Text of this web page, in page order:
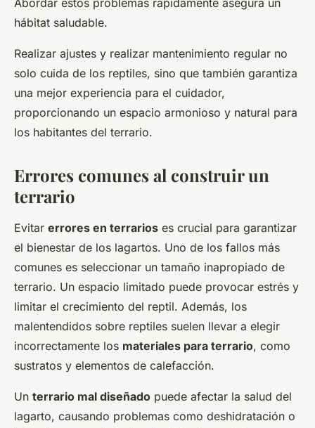
Abordar estos problemas rápidamente asegura un
hábitat saludable.
Realizar ajustes y realizar mantenimiento regular no
solo cuida de los reptiles, sino que también garantiza
una mejor experiencia para el cuidador,
proporcionando un espacio armonioso y natural para
los habitantes del terrario.
Errores comunes al construir un
terrario
Evitar errores en terrarios es crucial para garantizar
el bienestar de los lagartos. Uno de los fallos más
comunes es seleccionar un tamaño inapropiado de
terrario. Un espacio limitado puede provocar estrés y
limitar el crecimiento del reptil. Además, los
malentendidos sobre reptiles suelen llevar a elegir
incorrectamente los materiales para terrario, como
sustratos y elementos de calefacción.
Un terrario mal diseñado puede afectar la salud del
lagarto, causando problemas como deshidratación o